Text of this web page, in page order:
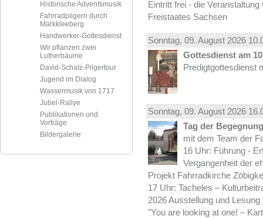
Historische Adventsmusik
Fahrradpilgern durch
Markkleeberg
Handwerker-Gottesdienst
Wir pflanzen zwei
Lutherbäume
David-Schatz-Pilgertour
Jugend im Dialog
Wassermusik von 1717
Jubel-Rallye
Publikationen und
Vorträge
Bildergalerie
Eintritt frei - die
Freistaates Sachsen
Sonntag, 09. August 2026
Gottesdienst am
Predigtgottesdienst
Sonntag, 09. August 2026
Tag der
mit dem Team der
16 Uhr: Führung -
Vergangenheit der
Projekt Fahrradkirche
17 Uhr: Tacheles –
2026 Ausstellung und Lesung
"You are looking at one! –